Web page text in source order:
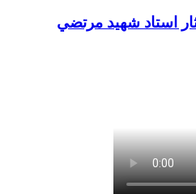
استاد شهيد مرتضي